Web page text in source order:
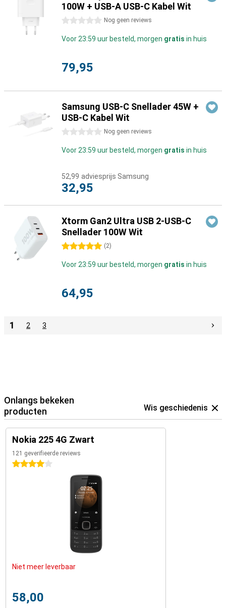
100W + USB-A USB-C Kabel Wit
0 sterren Nog geen reviews
Voor 23:59 uur besteld, morgen gratis in huis
79,95
Samsung USB-C Snellader 45W +
USB-C Kabel Wit
0 sterren Nog geen reviews
Voor 23:59 uur besteld, morgen gratis in huis
52,99 adviesprijs Samsung
32,95
Xtorm Gan2 Ultra USB 2-USB-C
Snellader 100W Wit
5 sterren (2)
Voor 23:59 uur besteld, morgen gratis in huis
64,95
1 2 3
Onlangs bekeken
producten
Wis geschiedenis
Nokia 225 4G Zwart
121 geverifieerde reviews
4 sterren
Niet meer leverbaar
58,00